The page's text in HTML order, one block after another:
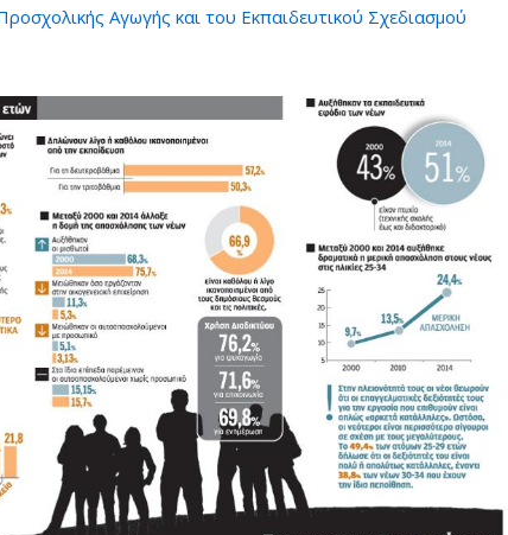
Αγωγής και του Εκπαιδευτικού Σχεδιασμού